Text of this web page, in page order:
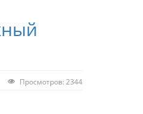
Просмотров: 2344